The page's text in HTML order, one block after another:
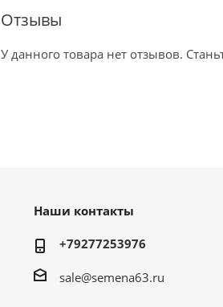
Отзывы
У данного товара нет отзывов.
Наши контакты
+79277253976
sale@semena63.ru